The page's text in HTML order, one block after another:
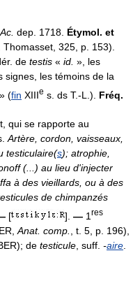
Ac. dep. 1718. Étymol. et
Thomasset, 325, p. 153).
de testis « id. », les
signes, les témoins de la
» (fin XIIIe s. ds T.-L.). Fréq.
qui se rapporte au
Artère, cordon, vaisseaux,
testiculaire(s); atrophie,
(...) au lieu d'injecter
à des vieillards, ou à des
de chimpanzés
[ ]. — 1 res
Anat. comp.
, t. 5, p. 196),
de testicule , suff. -aire